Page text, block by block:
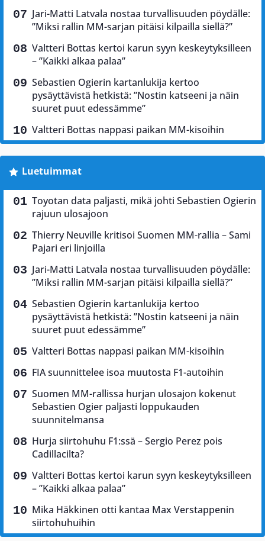
Jari-Matti Latvala nostaa turvallisuuden pöydälle:
”Miksi rallin MM-sarjan pitäisi kilpailla siellä?”
Valtteri Bottas kertoi karun syyn keskeytyksilleen
– ”Kaikki alkaa palaa”
Sebastien Ogierin kartanlukija kertoo
pysäyttävistä hetkistä: ”Nostin katseeni ja näin
suuret puut edessämme”
Valtteri Bottas nappasi paikan MM-kisoihin
Luetuimmat
Toyotan data paljasti, mikä johti Sebastien Ogierin
rajuun ulosajoon
Thierry Neuville kritisoi Suomen MM-rallia – Sami
Pajari eri linjoilla
Jari-Matti Latvala nostaa turvallisuuden pöydälle:
”Miksi rallin MM-sarjan pitäisi kilpailla siellä?”
Sebastien Ogierin kartanlukija kertoo
pysäyttävistä hetkistä: ”Nostin katseeni ja näin
suuret puut edessämme”
Valtteri Bottas nappasi paikan MM-kisoihin
FIA suunnittelee isoa muutosta F1-autoihin
Suomen MM-rallissa hurjan ulosajon kokenut
Sebastien Ogier paljasti loppukauden
suunnitelmansa
Hurja siirtohuhu F1:ssä – Sergio Perez pois
Cadillacilta?
Valtteri Bottas kertoi karun syyn keskeytyksilleen
– ”Kaikki alkaa palaa”
Mika Häkkinen otti kantaa Max Verstappenin
siirtohuhuihin